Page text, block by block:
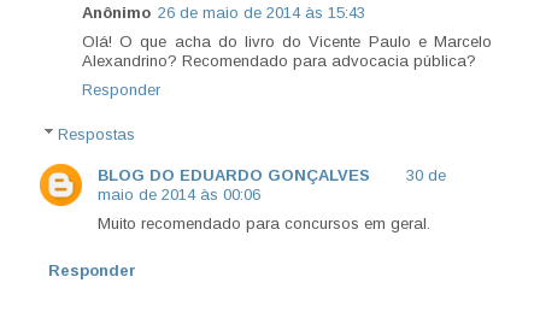
Anônimo 26 de maio de 2014 às 15:43
Olá! O que acha do livro do Vicente Paulo e Marcelo
Alexandrino? Recomendado para advocacia pública?
Responder
Respostas
BLOG DO EDUARDO GONÇALVES
30 de
maio de 2014 às 00:06
Muito recomendado para concursos em geral.
Responder